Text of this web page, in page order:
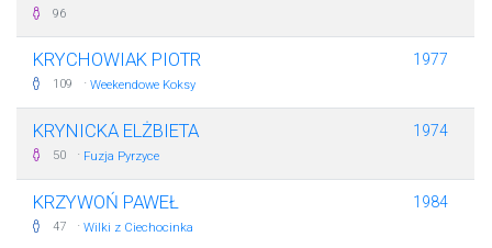
96
KRYCHOWIAK PIOTR
109 · Weekendowe Koksy
1977
KRYNICKA ELŻBIETA
50 · Fuzja Pyrzyce
1974
KRZYWOŃ PAWEŁ
47 · Wilki z Ciechocinka
1984